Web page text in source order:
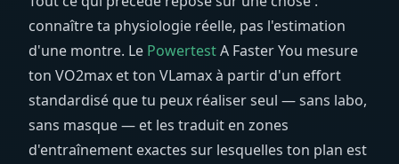
connaître ta physiologie réelle, pas l'estimation
d'une montre. Le PowertestA Faster You mesure
ton VO2max et ton VLamax à partir d'un effort
standardisé que tu peux réaliser seul — sans labo,
sans masque — et les traduit en zones
d'entraînement exactes sur lesquelles ton plan est